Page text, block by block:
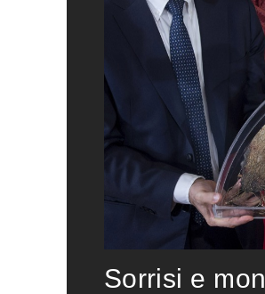
Sorrisi e